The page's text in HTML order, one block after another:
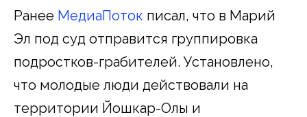
Ранее МедиаПоток писал, что в Марий
Эл под суд отправится группировка
подростков-грабителей. Установлено,
что молодые люди действовали на
территории Йошкар-Олы и